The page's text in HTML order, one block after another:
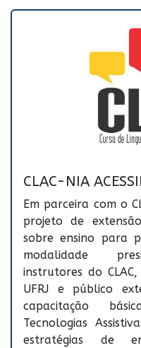
CLAC-NIA
Em parceira com o
projeto de
sobre ensino para
modalidade
instrutores do
UFRJ e público
capacitação
Tecnologias
estratégias de